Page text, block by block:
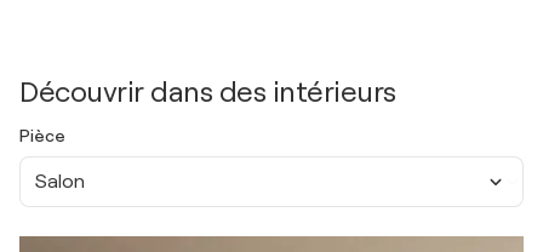
Découvrir dans des intérieurs
Pièce
Salon